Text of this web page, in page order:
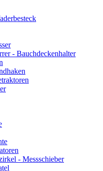
- Bauchdeckenhalter
- Messschieber